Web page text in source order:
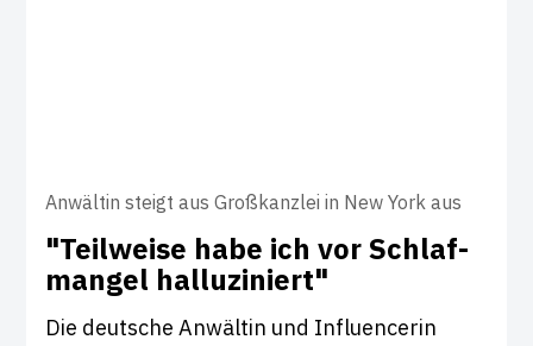
Anwältin steigt aus Großkanzlei in New York aus
"Teil­weise habe ich vor Schlaf­
mangel hal­lu­zi­niert"
Die deutsche Anwältin und Influencerin